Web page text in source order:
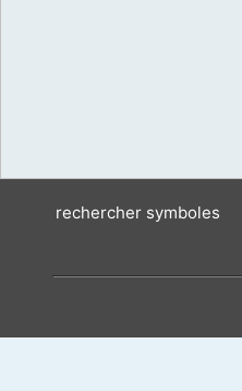
rechercher symboles